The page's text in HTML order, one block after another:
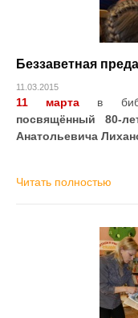
Беззаветная
11.03.2015
11 марта в
посвящённый 80-
Анатольевича
Читать полностью